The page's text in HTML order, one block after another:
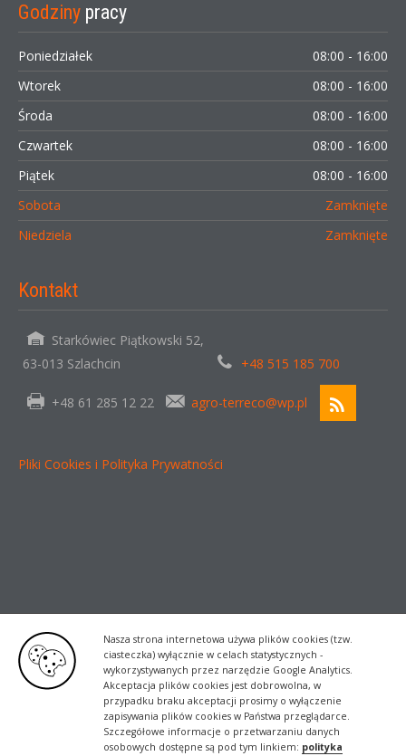
Nasza strona internetowa używa plików cookies (tzw.
ciasteczka) wyłącznie w celach statystycznych -
wykorzystywanych przez narzędzie Google Analytics.
Akceptacja plików cookies jest dobrowolna, w
przypadku braku akceptacji prosimy o wyłączenie
zapisywania plików cookies w Państwa przeglądarce.
Szczegółowe informacje o przetwarzaniu danych
osobowych dostępne są pod tym linkiem: polityka
Godziny pracy
Poniedziałek
08:00 - 16:00
Wtorek
08:00 - 16:00
Środa
08:00 - 16:00
Czwartek
08:00 - 16:00
Piątek
08:00 - 16:00
Sobota
Zamknięte
Niedziela
Zamknięte
Kontakt
Starkówiec Piątkowski 52,
63-013 Szlachcin
+48 515 185 700
+48 61 285 12 22 agro-terreco@wp.pl
Pliki Cookies i Polityka Prywatności